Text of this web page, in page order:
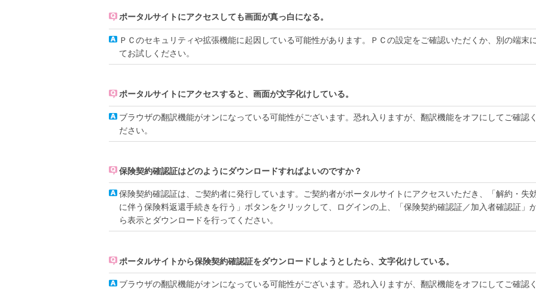
ポータルサイトにアクセスしても画面が真っ白になる。
ＰＣのセキュリティや拡張機能に起因している可能性があります。ＰＣの設定をご確認いただくか、別の端末に
てお試しください。
ポータルサイトにアクセスすると、画面が文字化けしている。
ブラウザの翻訳機能がオンになっている可能性がございます。恐れ入りますが、翻訳機能をオフにしてご確認く
ださい。
保険契約確認証はどのようにダウンロードすればよいのですか？
保険契約確認証は、ご契約者に発行しています。ご契約者がポータルサイトにアクセスいただき、「解約・失
に伴う保険料返還手続きを行う」ボタンをクリックして、ログインの上、「保険契約確認証／加入者確認証」
ら表示とダウンロードを行ってください。
ポータルサイトから保険契約確認証をダウンロードしようとしたら、文字化けしている。
ブラウザの翻訳機能がオンになっている可能性がございます。恐れ入りますが、翻訳機能をオフにしてご確認く